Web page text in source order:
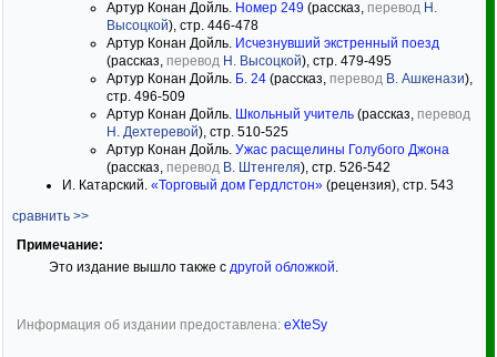
Артур Конан Дойль. Номер 249 (рассказ, перевод Н.
Высоцкой), стр. 446-478
Артур Конан Дойль. Исчезнувший экстренный поезд
(рассказ, перевод Н. Высоцкой), стр. 479-495
Артур Конан Дойль. Б. 24 (рассказ, перевод В. Ашкенази),
стр. 496-509
Артур Конан Дойль. Школьный учитель (рассказ, перевод
Н. Дехтеревой), стр. 510-525
Артур Конан Дойль. Ужас расщелины Голубого Джона
(рассказ, перевод В. Штенгеля), стр. 526-542
И. Катарский. «Торговый дом Гердлстон» (рецензия), стр. 543
сравнить >>
Примечание:
Это издание вышло также с другой обложкой.
Информация об издании предоставлена: eXteSy